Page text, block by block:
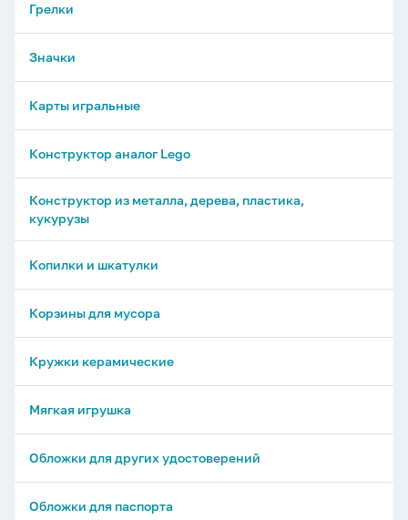
Грелки
Значки
Карты игральные
Конструктор аналог Lego
Конструктор из металла, дерева, пластика,
кукурузы
Копилки и шкатулки
Корзины для мусора
Кружки керамические
Мягкая игрушка
Обложки для других удостоверений
Обложки для паспорта